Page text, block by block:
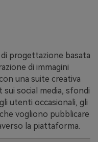
progettazione basata
di immagini
una suite creativa
social media, sfondi
utenti occasionali, gli
vogliono pubblicare
la piattaforma.